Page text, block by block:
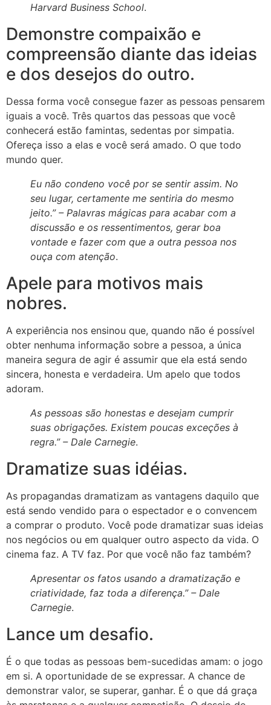
Harvard Business School.
Demonstre compaixão e
compreensão diante das ideias
e dos desejos do outro.
Dessa forma você consegue fazer as pessoas pensarem
iguais a você. Três quartos das pessoas que você
conhecerá estão famintas, sedentas por simpatia.
Ofereça isso a elas e você será amado. O que todo
mundo quer.
Eu não condeno você por se sentir assim. No
seu lugar, certamente me sentiria do mesmo
jeito.” – Palavras mágicas para acabar com a
discussão e os ressentimentos, gerar boa
vontade e fazer com que a outra pessoa nos
ouça com atenção.
Apele para motivos mais
nobres.
A experiência nos ensinou que, quando não é possível
obter nenhuma informação sobre a pessoa, a única
maneira segura de agir é assumir que ela está sendo
sincera, honesta e verdadeira. Um apelo que todos
adoram.
As pessoas são honestas e desejam cumprir
suas obrigações. Existem poucas exceções à
regra.” – Dale Carnegie.
Dramatize suas idéias.
As propagandas dramatizam as vantagens daquilo que
está sendo vendido para o espectador e o convencem
a comprar o produto. Você pode dramatizar suas ideias
nos negócios ou em qualquer outro aspecto da vida. O
cinema faz. A TV faz. Por que você não faz também?
Apresentar os fatos usando a dramatização e
criatividade, faz toda a diferença.” – Dale
Carnegie.
Lance um desafio.
É o que todas as pessoas bem-sucedidas amam: o jogo
em si. A oportunidade de se expressar. A chance de
demonstrar valor, se superar, ganhar. É o que dá graça